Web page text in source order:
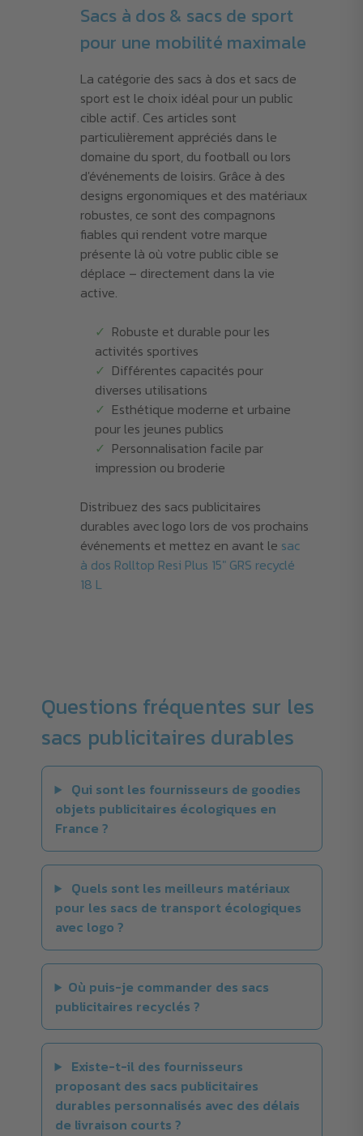
Sacs à dos & sacs de sport
pour une mobilité maximale
La catégorie des sacs à dos et sacs de
sport est le choix idéal pour un public
cible actif. Ces articles sont
particulièrement appréciés dans le
domaine du sport, du football ou lors
d'événements de loisirs. Grâce à des
designs ergonomiques et des matériaux
robustes, ce sont des compagnons
fiables qui rendent votre marque
présente là où votre public cible se
déplace – directement dans la vie
active.
Robuste et durable pour les
activités sportives
Différentes capacités pour
diverses utilisations
Esthétique moderne et urbaine
pour les jeunes publics
Personnalisation facile par
impression ou broderie
Distribuez des sacs publicitaires
durables avec logo lors de vos prochains
événements et mettez en avant le sac
à dos Rolltop Resi Plus 15" GRS recyclé
18 L
Questions fréquentes sur les
sacs publicitaires durables
Qui sont les fournisseurs de goodies
objets publicitaires écologiques en
France ?
Quels sont les meilleurs matériaux
pour les sacs de transport écologiques
avec logo ?
Où puis-je commander des sacs
publicitaires recyclés ?
Existe-t-il des fournisseurs
proposant des sacs publicitaires
durables personnalisés avec des délais
de livraison courts ?